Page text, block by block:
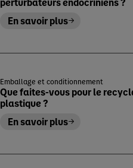
En savoir plus
Emballage et conditionnement
Que faites-vous pour le
plastique ?
En savoir plus